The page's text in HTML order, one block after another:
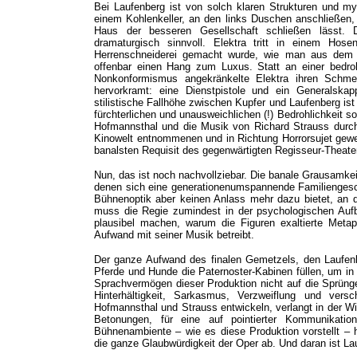
Bei Laufenberg ist von solch klaren Strukturen und
einem Kohlenkeller, an den links Duschen
Haus der besseren Gesellschaft schließen lässt.
dramaturgisch sinnvoll. Elektra tritt in einem
Herrenschneiderei gemacht wurde, wie man aus
offenbar einen Hang zum Luxus. Statt an einer
Nonkonformismus angekränkelte Elektra ihren
hervorkramt: eine Dienstpistole und ein
stilistische Fallhöhe zwischen Kupfer und Laufenberg
fürchterlichen und unausweichlichen (!) Bedrohlichkeit
Hofmannsthal und die Musik von Richard Strauss
Kinowelt entnommenen und in Richtung Horrorsujet
banalsten Requisit des gegenwärtigten Regisseur-
Nun, das ist noch nachvollziebar. Die banale
denen sich eine generationenumspannende
Bühnenoptik aber keinen Anlass mehr dazu bietet,
muss die Regie zumindest in der psychologischen
plausibel machen, warum die Figuren exaltierte
Aufwand mit seiner Musik betreibt.
Der ganze Aufwand des finalen Gemetzels, den
Pferde und Hunde die Paternoster-Kabinen füllen, um
Sprachvermögen dieser Produktion nicht auf die
Hinterhältigkeit, Sarkasmus, Verzweiflung und
Hofmannsthal und Strauss entwickeln, verlangt in der
Betonungen, für eine auf pointierter
Bühnenambiente – wie es diese Produktion vorstellt –
die ganze Glaubwürdigkeit der Oper ab. Und daran ist